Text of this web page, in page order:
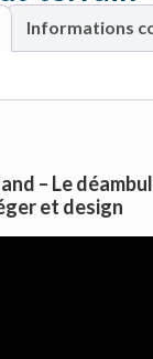
Informations
– Le
et design